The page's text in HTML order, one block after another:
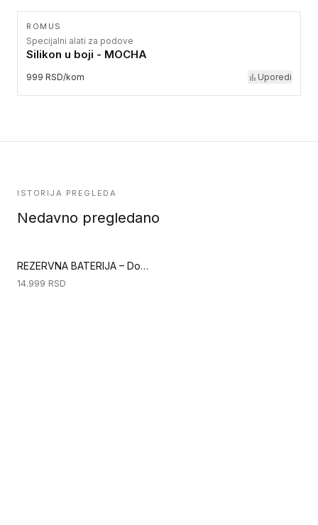
ROMUS
Specijalni alati za podove
Silikon u boji - MOCHA
999 RSD/kom Uporedi
ISTORIJA PREGLEDA
Nedavno pregledano
REZERVNA BATERIJA – Dodatak za bežični pištolj (Ručni alati za podove)
14.999 RSD